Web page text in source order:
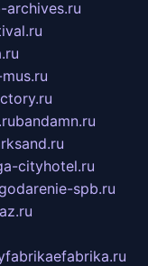
archives.ru
mus.ru
bandamn.ru
cityhotel.ru
spb.ru